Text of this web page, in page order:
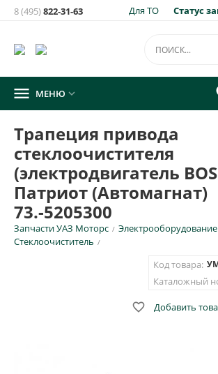
Для ТО Статус
8 (495)822-31-63
 МЕНЮ 
Трапеция привода
стеклоочистителя
(электродвигатель
Патриот (Автомагнат)
73.-5205300
Запчасти УАЗ Моторс / Электрооборудование
Стеклоочиститель /
Код товара:
Каталожный
 Добавить
товара:
Трапеция привода стеклоочистителя
BOSCH) Уаз Патриот (Автомагнат) 73.-
E-mail для уведомления письмом
Номер телефона для SMS уведомления